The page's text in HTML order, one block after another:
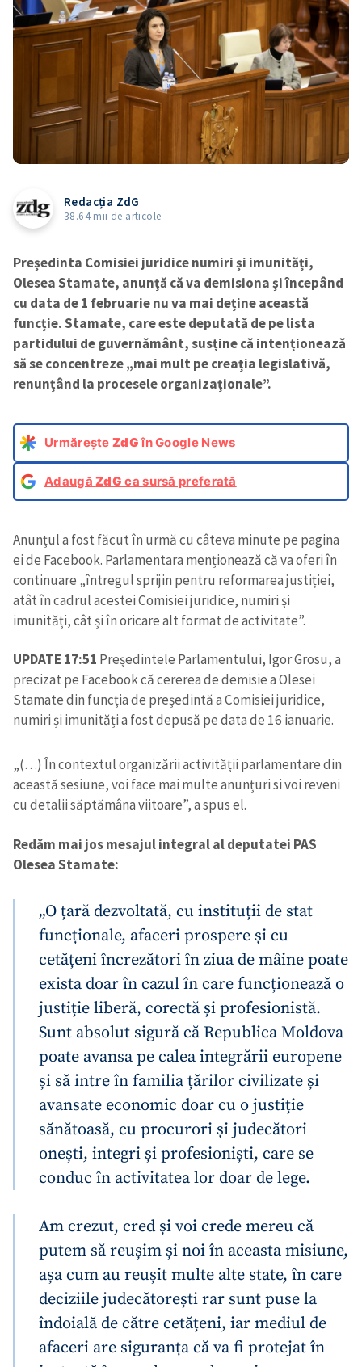
Redacția ZdG
38.64 mii de articole
Președinta Comisiei juridice numiri și imunități,
Olesea Stamate, anunță că va demisiona și începând
cu data de 1 februarie nu va mai deține această
funcție. Stamate, care este deputată de pe lista
partidului de guvernământ, susține că intenționează
să se concentreze „mai mult pe creația legislativă,
renunțând la procesele organizaționale”.
Urmărește ZdGîn Google News
AdaugăZdG ca sursă preferată
Anunțul a fost făcut în urmă cu câteva minute pe pagina
ei de Facebook. Parlamentara menționează că va oferi în
continuare „întregul sprijin pentru reformarea justiției,
atât în cadrul acestei Comisiei juridice, numiri și
imunități, cât și în oricare alt format de activitate”.
UPDATE 17:51 Președintele Parlamentului, Igor Grosu, a
precizat pe Facebook că cererea de demisie a Olesei
Stamate din funcția de președintă a Comisiei juridice,
numiri și imunități a fost depusă pe data de 16 ianuarie.
„(…) În contextul organizării activității parlamentare din
această sesiune, voi face mai multe anunțuri si voi reveni
cu detalii săptămâna viitoare”, a spus el.
Redăm mai jos mesajul integral al deputatei PAS
Olesea Stamate:
„O țară dezvoltată, cu instituții de stat
funcționale, afaceri prospere și cu
cetățeni încrezători în ziua de mâine poate
exista doar în cazul în care funcționează o
justiție liberă, corectă și profesionistă.
Sunt absolut sigură că Republica Moldova
poate avansa pe calea integrării europene
și să intre în familia țărilor civilizate și
avansate economic doar cu o justiție
sănătoasă, cu procurori și judecători
onești, integri și profesioniști, care se
conduc în activitatea lor doar de lege.
Am crezut, cred și voi crede mereu că
putem să reușim și noi în aceasta misiune,
așa cum au reușit multe alte state, în care
deciziile judecătorești rar sunt puse la
îndoială de către cetățeni, iar mediul de
afaceri are siguranța că va fi protejat în